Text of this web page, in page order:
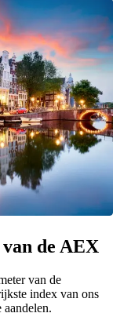
de AEX
van de
index van ons
aandelen.